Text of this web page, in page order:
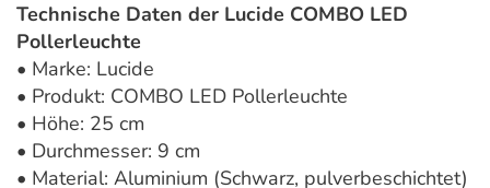
Technische Daten der Lucide COMBO LED
Pollerleuchte
• Marke: Lucide
• Produkt: COMBO LED Pollerleuchte
• Höhe: 25 cm
• Durchmesser: 9 cm
• Material: Aluminium (Schwarz, pulverbeschichtet)